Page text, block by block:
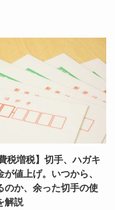
税増税】切手、ハガキ
値上げ。いつから、
のか、余った切手の使
解説